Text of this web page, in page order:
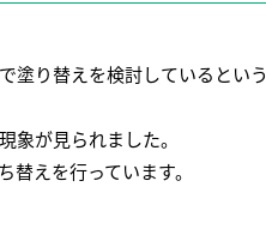
塗り替えを検討しているという
象が見られました。
えを行っています。